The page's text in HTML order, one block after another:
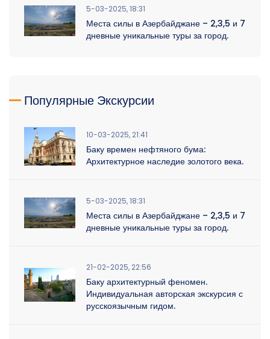
5-03-2025, 18:31
Места силы в Азербайджане – 2,3,5 и 7
дневные уникальные туры за город.
Популярные Экскурсии
10-03-2025, 21:41
Баку времен нефтяного бума:
Архитектурное наследие золотого века.
5-03-2025, 18:31
Места силы в Азербайджане – 2,3,5 и 7
дневные уникальные туры за город.
21-02-2025, 22:56
Баку архитектурный феномен.
Индивидуальная авторская экскурсия с
русскоязычным гидом.